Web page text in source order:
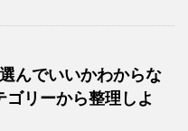
んでいいかわからな
ゴリーから整理しよ